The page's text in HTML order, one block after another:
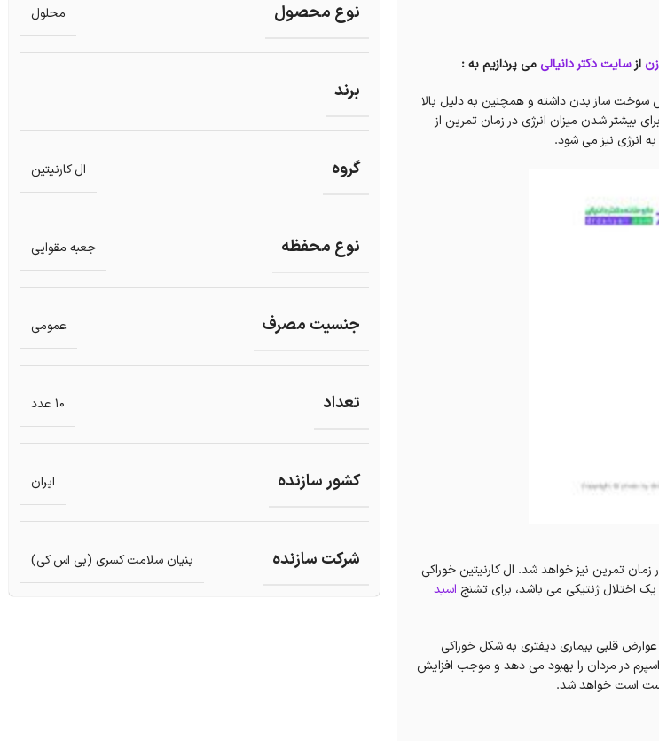
ازسایت دکتر دانیالیمی پردازیم به :
سوخت ساز بدن داشته و همچنین به دلیل بالا
بیشتر شدن میزان انرژی در زمان تمرین از
انرژی نیز می شود.
تمرین نیز خواهد شد. ال کارنیتین خوراکی
یک اختلال ژنتیکی می باشد، برای تشنج اسید
قلبی بیماری دیفتری به شکل خوراکی
در مردان را بهبود می دهد و موجب افزایش
است خواهد شد.
نوع محصول محلول
برند
گروه ال کارنیتین
نوع محفظه جعبه مقوایی
جنسیت مصرف عمومی
تعداد 10 عدد
کشور سازنده ایران
شرکت سازنده بنیان سلامت کسری (بی اس کی)